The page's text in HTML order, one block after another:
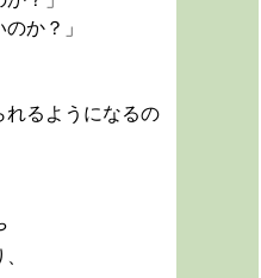
か？」
れるようになるの